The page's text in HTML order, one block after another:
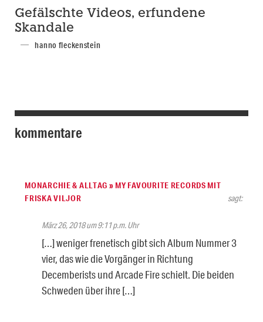
Gefälschte Videos, erfundene
Skandale
hanno fleckenstein
kommentare
MONARCHIE & ALLTAG » MY FAVOURITE RECORDS MIT
FRISKA VILJOR
sagt:
März 26, 2018 um 9:11 p.m. Uhr
[…] weniger frenetisch gibt sich Album Nummer 3
vier, das wie die Vorgänger in Richtung
Decemberists und Arcade Fire schielt. Die beiden
Schweden über ihre […]